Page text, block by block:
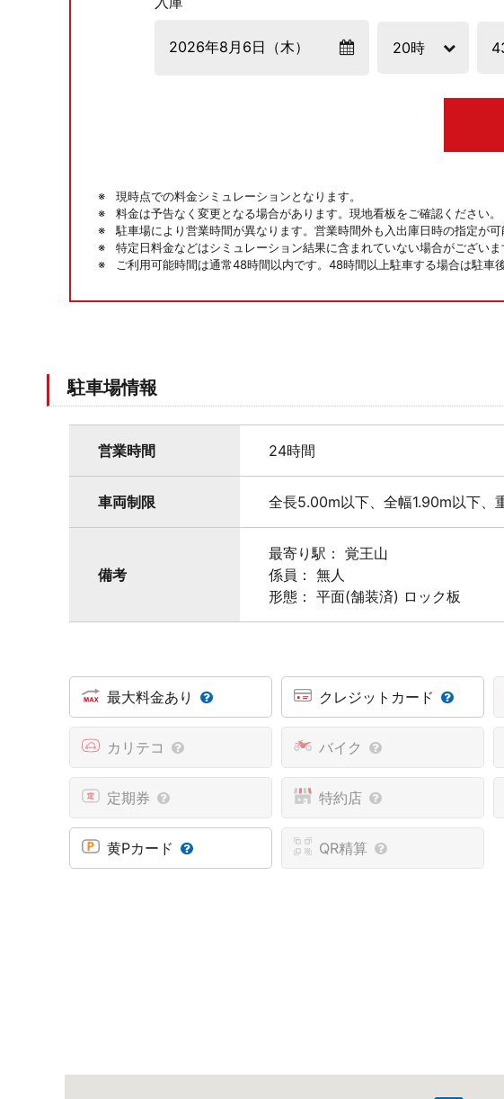
現時点での料金シミュレーションとなります。
料金は予告なく変更となる場合があります。現地看板をご確認ください。
駐車場により営業時間が異なります。営業時間外も入出庫日時の指定が
特定日料金などはシミュレーション結果に含まれていない場合がございま
ご利用可能時間は通常48時間以内です。48時間以上駐車する場合は駐車後
駐車場情報
営業時間 24時間
車両制限 全長5.00m以下、全幅1.90m以下、
備考
最寄り駅： 覚王山
係員： 無人
形態： 平面(舗装済) ロック板
最大料金あり クレジットカード
カリテコ バイク
定期券 特約店
黄Pカード QR精算